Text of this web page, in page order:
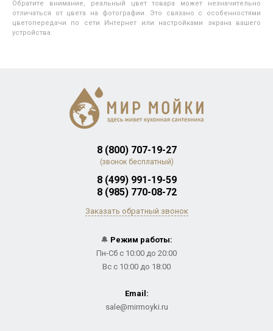
Обратите внимание, реальный цвет товара может незначительно
отличаться от цвета на фотографии. Это связано с особенностями
цветопередачи по сети Интернет или настройками экрана вашего
устройства.
8 (800) 707-19-27
(звонок бесплатный)
8 (499) 991-19-59
8 (985) 770-08-72
Заказать обратный звонок
🔔 Режим работы:
Пн-Сб с 10:00 до 20:00
Вс с 10:00 до 18:00
Email:
sale@mirmoyki.ru